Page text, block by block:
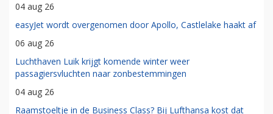
04 aug 26
easyJet wordt overgenomen door Apollo, Castlelake haakt af
06 aug 26
Luchthaven Luik krijgt komende winter weer
passagiersvluchten naar zonbestemmingen
04 aug 26
Raamstoeltje in de Business Class? Bij Lufthansa kost dat